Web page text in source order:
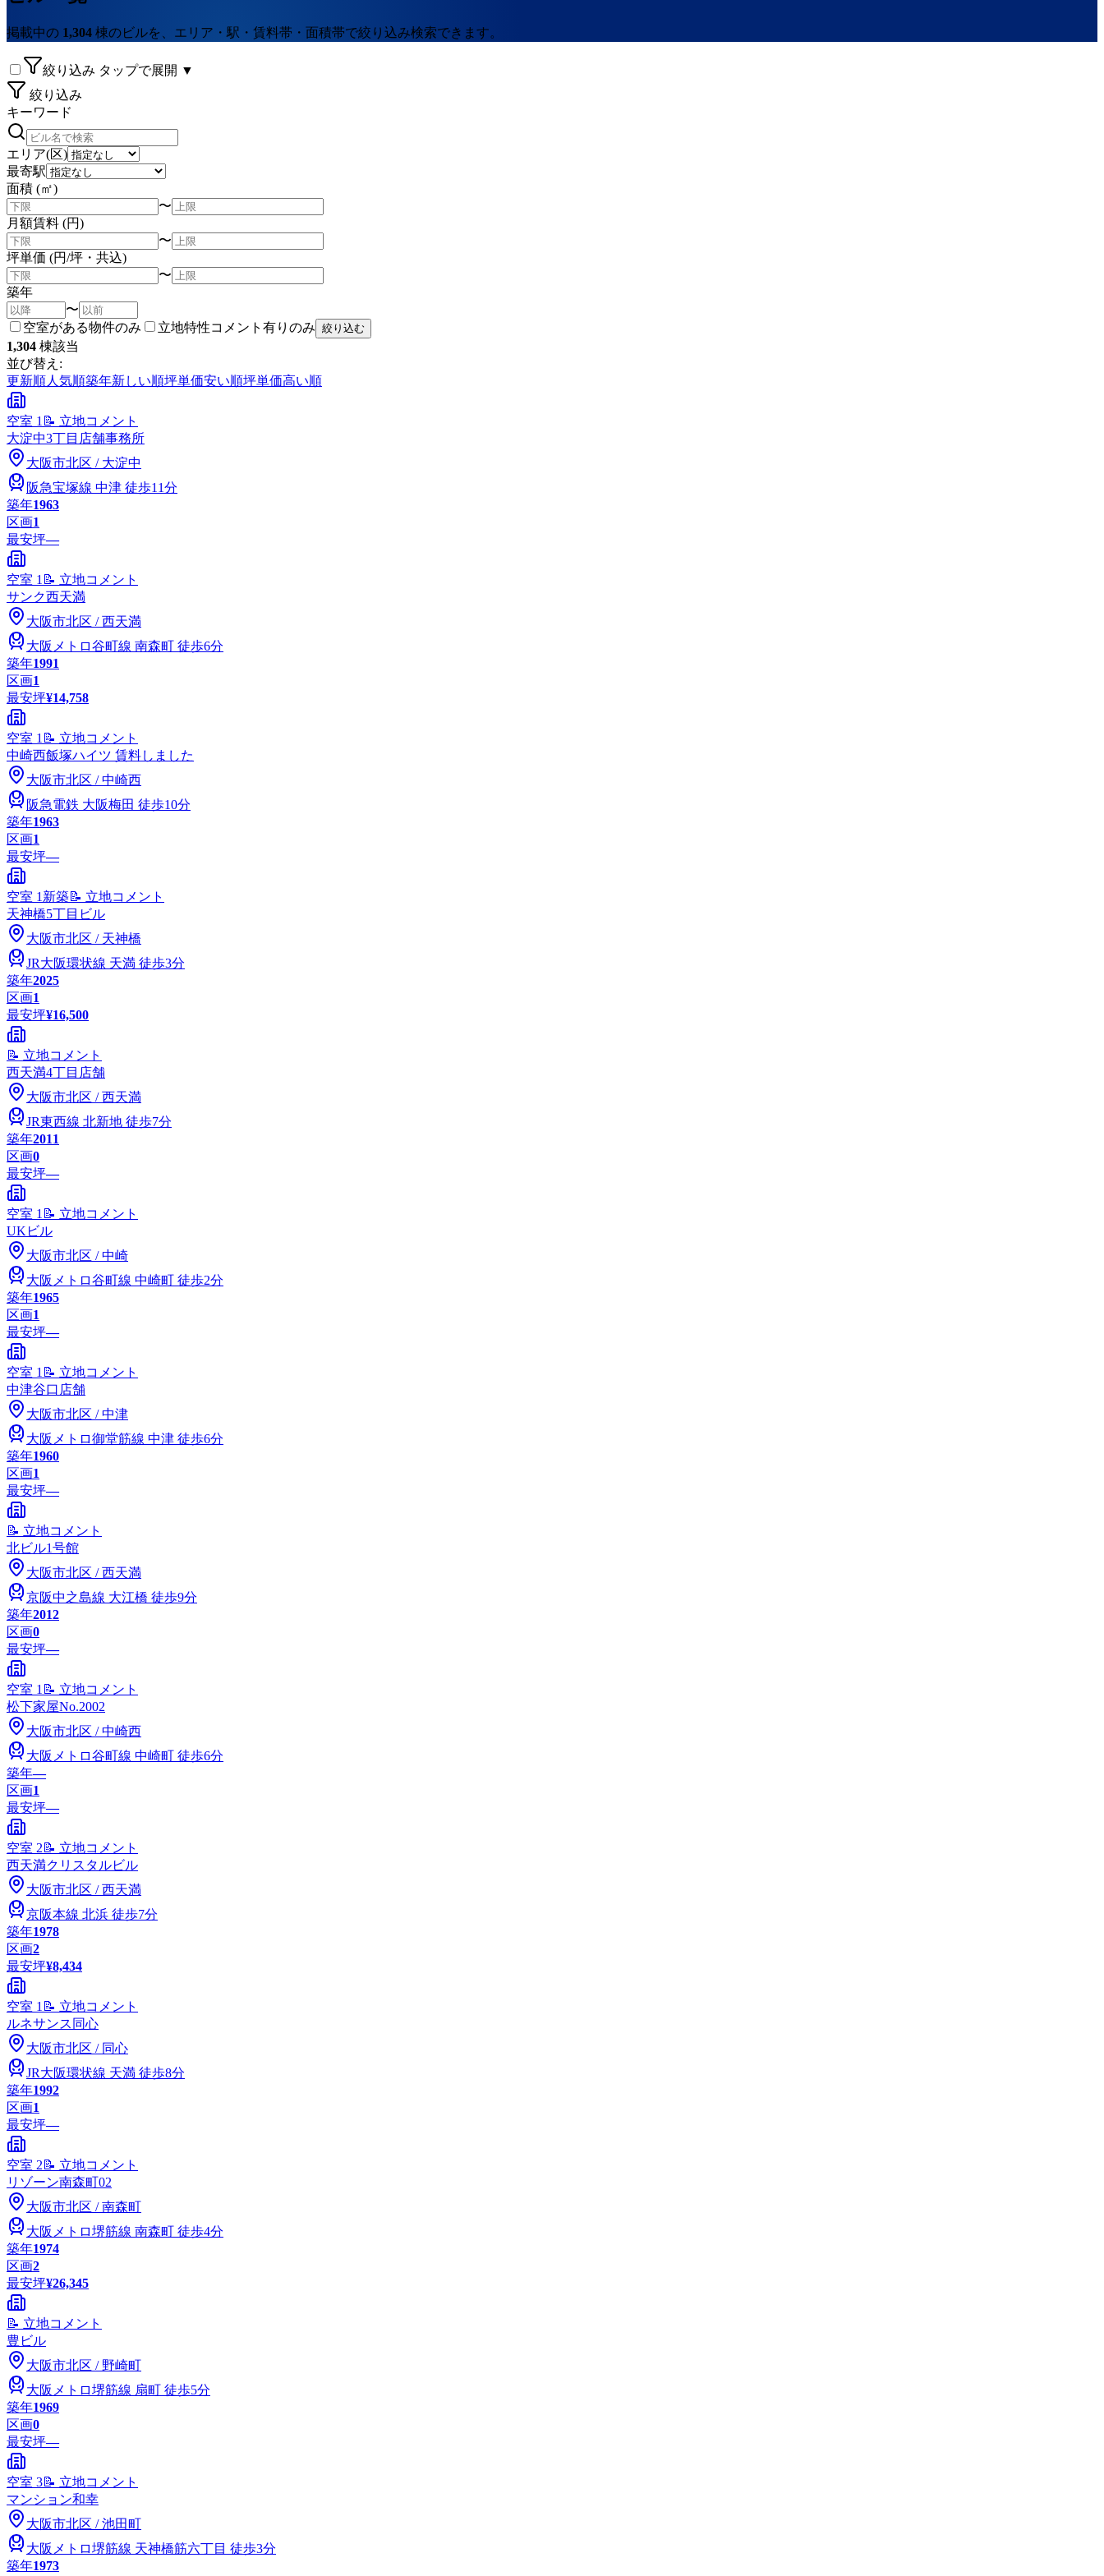
掲載中の 1,304 棟のビルを、エリア・駅・賃料帯・面積帯で絞り込み検索できます。
絞り込み タップで展開 ▼
絞り込み
キーワード
エリア(区)
最寄駅
面積 (㎡)
〜
月額賃料 (円)
〜
坪単価 (円/坪・共込)
〜
築年
〜
空室がある物件のみ
立地特性コメント有りのみ 絞り込む
1,304 棟該当
並び替え:
更新順人気順築年新しい順坪単価安い順坪単価高い順
空室 1 📝 立地コメント
大淀中3丁目店舗事務所
大阪市北区 / 大淀中
阪急宝塚線 中津 徒歩11分
築年1963
区画1
最安坪—
空室 1 📝 立地コメント
サンク西天満
大阪市北区 /西天満
大阪メトロ谷町線 南森町 徒歩6分
築年1991
区画1
最安坪¥14,758
空室 1 📝 立地コメント
中崎西飯塚ハイツ 賃料しました
大阪市北区 /中崎西
阪急電鉄 大阪梅田 徒歩10分
築年1963
区画1
最安坪—
空室 1 新築📝 立地コメント
天神橋5丁目ビル
大阪市北区 / 天神橋
JR大阪環状線 天満 徒歩3分
築年2025
区画1
最安坪¥16,500
📝 立地コメント
西天満4丁目店舗
大阪市北区 /西天満
JR東西線 北新地 徒歩7分
築年2011
区画0
最安坪—
空室 1 📝 立地コメント
UKビル
大阪市北区 /中崎
大阪メトロ谷町線 中崎町 徒歩2分
築年1965
区画1
最安坪—
空室 1 📝 立地コメント
中津谷口店舗
大阪市北区 /中津
大阪メトロ御堂筋線 中津 徒歩6分
築年1960
区画1
最安坪—
📝 立地コメント
北ビル1号館
大阪市北区 /西天満
京阪中之島線 大江橋 徒歩9分
築年2012
区画0
最安坪—
空室 1 📝 立地コメント
松下家屋No.2002
大阪市北区 /中崎西
大阪メトロ谷町線 中崎町 徒歩6分
築年―
区画1
最安坪—
空室 2 📝 立地コメント
西天満クリスタルビル
大阪市北区 /西天満
京阪本線 北浜 徒歩7分
築年1978
区画2
最安坪¥8,434
空室 1 📝 立地コメント
ルネサンス同心
大阪市北区 / 同心
JR大阪環状線 天満 徒歩8分
築年1992
区画1
最安坪—
空室 2 📝 立地コメント
リゾーン南森町02
大阪市北区 /南森町
大阪メトロ堺筋線 南森町 徒歩4分
築年1974
区画2
最安坪¥26,345
📝 立地コメント
豊ビル
大阪市北区 / 野崎町
大阪メトロ堺筋線 扇町 徒歩5分
築年1969
区画0
最安坪—
空室 3📝 立地コメント
マンション和幸
大阪市北区 /池田町
大阪メトロ堺筋線 天神橋筋六丁目 徒歩3分
築年1973